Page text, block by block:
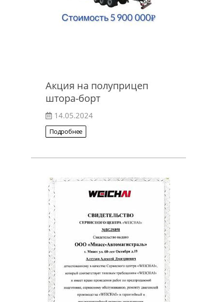
Акция на полуприцеп
штора-борт
14.05.2024
Подробнее